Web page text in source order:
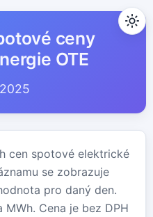
ceny
OTE
cen spotové elektrické
se zobrazuje
pro daný den.
Cena je bez DPH